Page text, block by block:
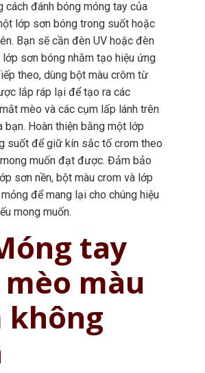
cách đánh bóng móng tay của
lớp sơn bóng trong suốt hoặc
Bạn sẽ cần đèn UV hoặc đèn
sơn bóng nhằm tạo hiệu ứng
theo, dùng bột màu crôm từ
lắp ráp lại để tạo ra các
mèo và các cụm lấp lánh trên
bạn. Hoàn thiện bằng một lớp
suốt để giữ kín sắc tố crom theo
muốn đạt được. Đảm bảo
sơn nền, bột màu crom và lớp
để mang lại cho chúng hiệu
mong muốn.
tay
màu
không